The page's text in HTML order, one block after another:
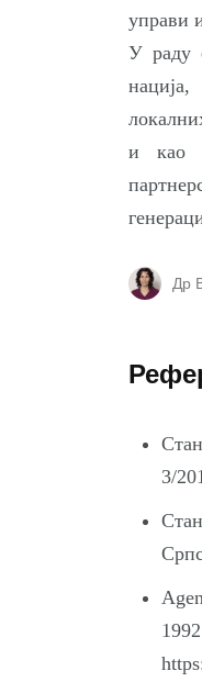
управи
У раду
и као
Др
3/
1992